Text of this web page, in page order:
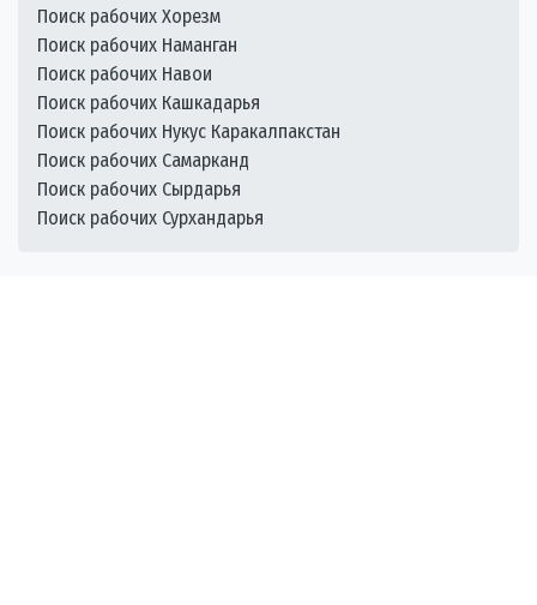
Поиск рабочих Хорезм
Поиск рабочих Наманган
Поиск рабочих Навои
Поиск рабочих Кашкадарья
Поиск рабочих Нукус Каракалпакстан
Поиск рабочих Самарканд
Поиск рабочих Сырдарья
Поиск рабочих Сурхандарья